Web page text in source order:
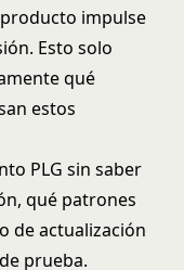
impulse
Esto solo
qué
estos
PLG sin saber
qué patrones
de actualización
prueba.